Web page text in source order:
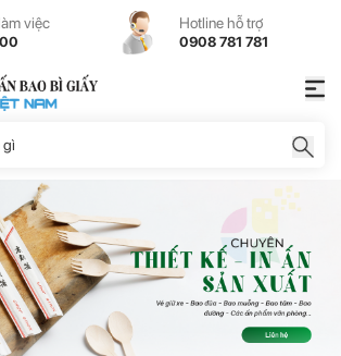
việc Hotline hỗ trợ
0908 781 781